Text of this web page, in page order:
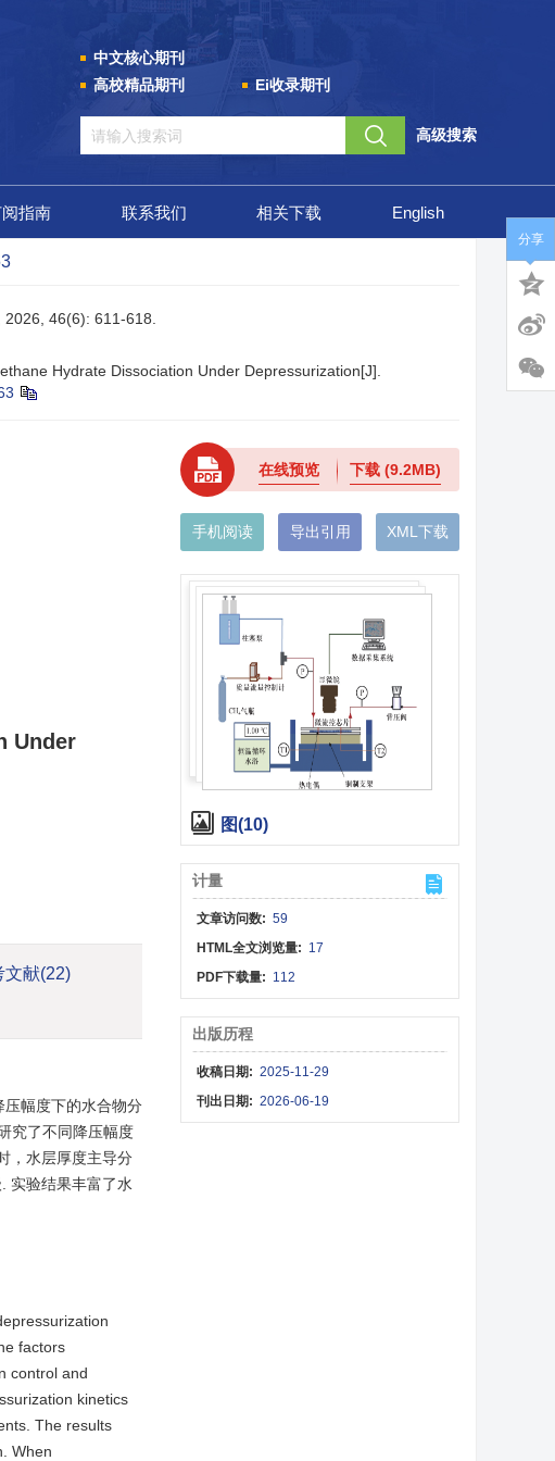
中文核心期刊
高校精品期刊
Ei收录期刊
高级搜索
指南 联系我们 相关下载 English
46(6): 611-618.
Hydrate Dissociation Under Depressurization[J].
Under
文献(22)
幅度下的水合物分
究了不同降压幅度
，水层厚度主导分
实验结果丰富了水
factors
control and
kinetics
The results
When
在线预览 下载(9.2MB)
手机阅读 导出引用 XML下载
图(10)
计量
文章访问数: 59
HTML全文浏览量: 17
PDF下载量: 112
出版历程
收稿日期: 2025-11-29
刊出日期: 2026-06-19
分享